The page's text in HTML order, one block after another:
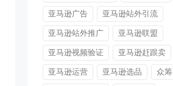
亚马逊广告 亚马逊站外引流
亚马逊站外推广 亚马逊联盟
亚马逊视频验证 亚马逊赶跟卖
亚马逊运营 亚马逊选品 众筹